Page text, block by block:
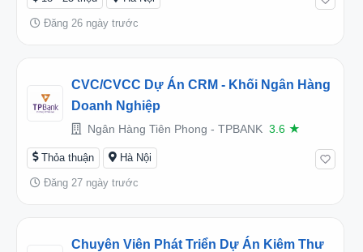
Đăng 26 ngày trước
CVC/CVCC Dự Án CRM - Khối Ngân Hàng
Doanh Nghiệp
Ngân Hàng Tiên Phong - TPBANK 3.6 ★
Thỏa thuận Hà Nội
Đăng 27 ngày trước
Chuyên Viên Phát Triển Dự Án Kiêm Thư